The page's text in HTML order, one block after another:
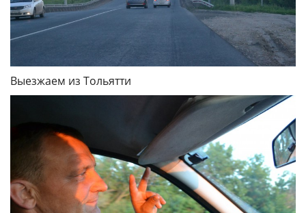
Выезжаем из Тольятти